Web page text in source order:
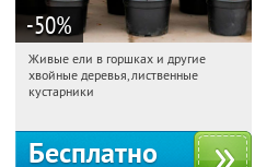
-50%
10:48:27 Получили:
Московская обл., г. Химки,
Живые ели в горшках и другие
хвойные деревья, лиственные
кустарники
Бесплатно